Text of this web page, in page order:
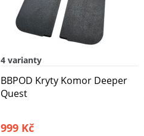
4 varianty
BBPOD Kryty Komor Deeper
Quest
999 Kč